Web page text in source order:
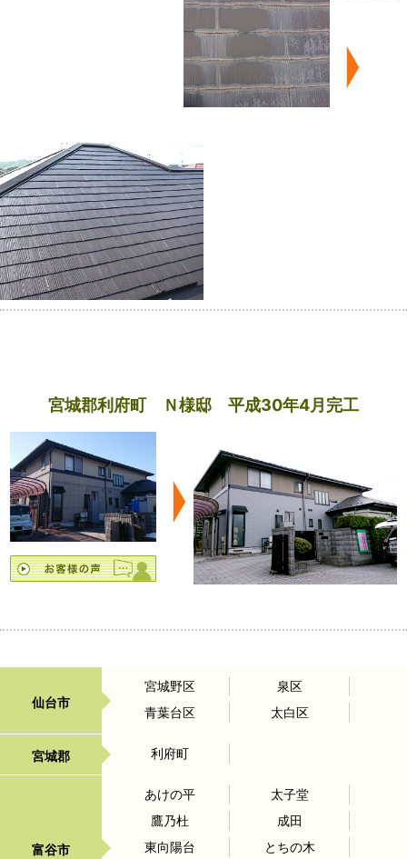
宮城郡利府町 Ｎ様邸 平成30年4月完工
仙台市
宮城野区
泉区
青葉台区
太白区
宮城郡 利府町
富谷市
あけの平
太子堂
鷹乃杜
成田
東向陽台
とちの木